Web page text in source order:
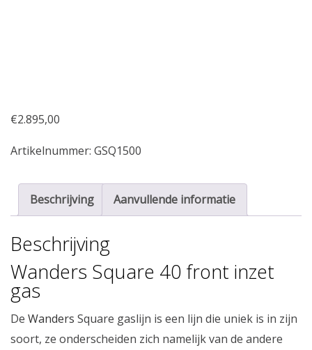
€2.895,00
Artikelnummer: GSQ1500
Beschrijving Aanvullende informatie
Beschrijving
Wanders Square 40 front inzet
gas
De Wanders Square gaslijn is een lijn die uniek is in zijn
soort, ze onderscheiden zich namelijk van de andere